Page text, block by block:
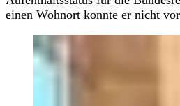
einen Wohnort konnte er nicht